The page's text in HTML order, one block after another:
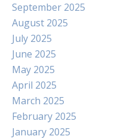
September 2025
August 2025
July 2025
June 2025
May 2025
April 2025
March 2025
February 2025
January 2025